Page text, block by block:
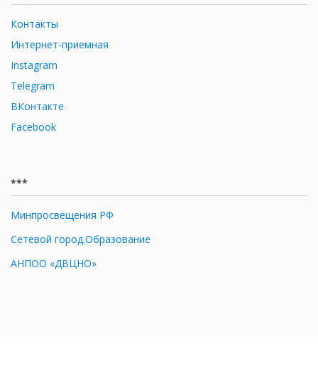
Контакты
Интернет-приемная
Instagram
Telegram
ВКонтакте
Facebook
***
Минпросвещения РФ
Сетевой город.Образование
АНПОО «ДВЦНО»